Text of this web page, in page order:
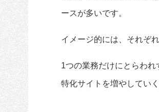
ースが多いです。
イメージ的には、それぞ
1つの業務だけにとらわ
特化サイトを増やしてい